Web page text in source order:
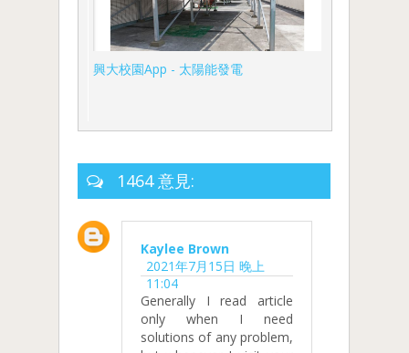
興大校園App - 太陽能發電
1464 意見:
Kaylee Brown
2021年7月15日 晚上
11:04
Generally I read article
only when I need
solutions of any problem,